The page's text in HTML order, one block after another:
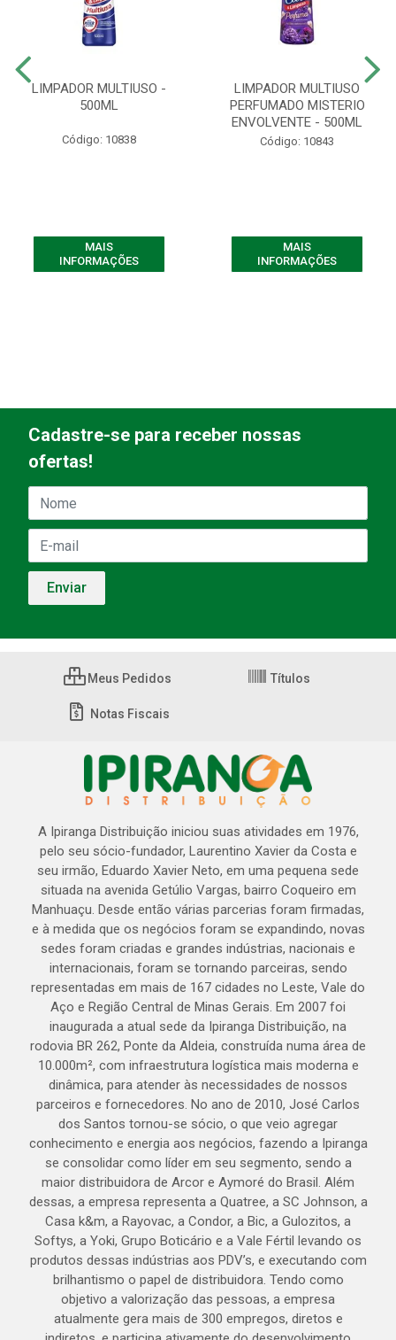
LIMPADOR MULTIUSO -
500ML
Código: 10838
MAIS
INFORMAÇÕES
LIMPADOR MULTIUSO
PERFUMADO MISTERIO
ENVOLVENTE - 500ML
Código: 10843
MAIS
INFORMAÇÕES
Cadastre-se para receber nossas
ofertas!
Meus Pedidos Títulos
Notas Fiscais
A Ipiranga Distribuição iniciou suas atividades em 1976,
pelo seu sócio-fundador, Laurentino Xavier da Costa e
seu irmão, Eduardo Xavier Neto, em uma pequena sede
situada na avenida Getúlio Vargas, bairro Coqueiro em
Manhuaçu. Desde então várias parcerias foram firmadas,
e à medida que os negócios foram se expandindo, novas
sedes foram criadas e grandes indústrias, nacionais e
internacionais, foram se tornando parceiras, sendo
representadas em mais de 167 cidades no Leste, Vale do
Aço e Região Central de Minas Gerais. Em 2007 foi
inaugurada a atual sede da Ipiranga Distribuição, na
rodovia BR 262, Ponte da Aldeia, construída numa área de
10.000m², com infraestrutura logística mais moderna e
dinâmica, para atender às necessidades de nossos
parceiros e fornecedores. No ano de 2010, José Carlos
dos Santos tornou-se sócio, o que veio agregar
conhecimento e energia aos negócios, fazendo a Ipiranga
se consolidar como líder em seu segmento, sendo a
maior distribuidora de Arcor e Aymoré do Brasil. Além
dessas, a empresa representa a Quatree, a SC Johnson, a
Casa k&m, a Rayovac, a Condor, a Bic, a Gulozitos, a
Softys, a Yoki, Grupo Boticário e a Vale Fértil levando os
produtos dessas indústrias aos PDV’s, e executando com
brilhantismo o papel de distribuidora. Tendo como
objetivo a valorização das pessoas, a empresa
atualmente gera mais de 300 empregos, diretos e